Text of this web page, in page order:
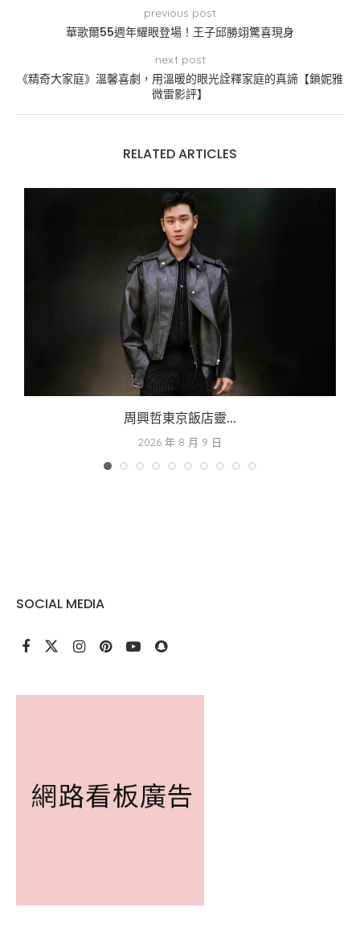
previous post
華歌爾55週年耀眼登場！王子邱勝翊驚喜現身
next post
《精奇大家庭》溫馨喜劇，用溫暖的眼光詮釋家庭的真諦【鎖妮雅
微雷影評】
RELATED ARTICLES
周興哲東京飯店靈...
2026 年 8 月 9 日
SOCIAL MEDIA